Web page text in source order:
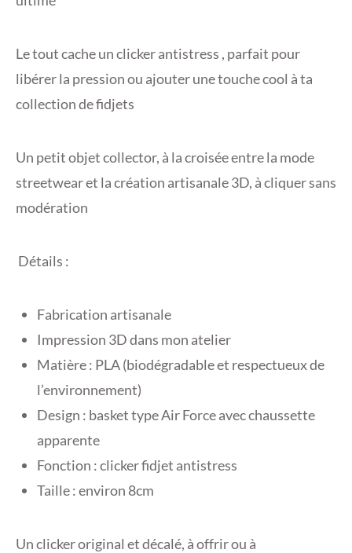
Le tout cache un clicker antistress , parfait pour
libérer la pression ou ajouter une touche cool à ta
collection de fidjets
Un petit objet collector, à la croisée entre la mode
streetwear et la création artisanale 3D, à cliquer sans
modération
Détails :
Fabrication artisanale
Impression 3D dans mon atelier
Matière : PLA (biodégradable et respectueux de
l’environnement)
Design : basket type Air Force avec chaussette
apparente
Fonction : clicker fidjet antistress
Taille : environ 8cm
Un clicker original et décalé, à offrir ou à